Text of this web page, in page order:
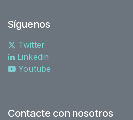
Síguenos
Twitter
Linkedin
Youtube
Contacte con nosotros